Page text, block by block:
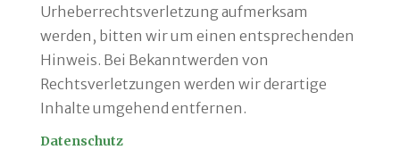
Urheberrechtsverletzung aufmerksam
werden, bitten wir um einen entsprechenden
Hinweis. Bei Bekanntwerden von
Rechtsverletzungen werden wir derartige
Inhalte umgehend entfernen.
Datenschutz